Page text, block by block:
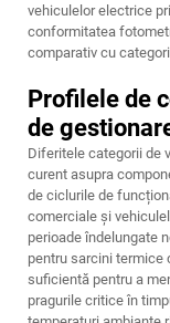
vehiculelor electrice
conformitatea
comparativ cu
Profilele de
de
Diferitele categorii de
curent asupra
de ciclurile de
comerciale și
perioade îndelungate
pentru sarcini termice
suficientă pentru a
pragurile critice în